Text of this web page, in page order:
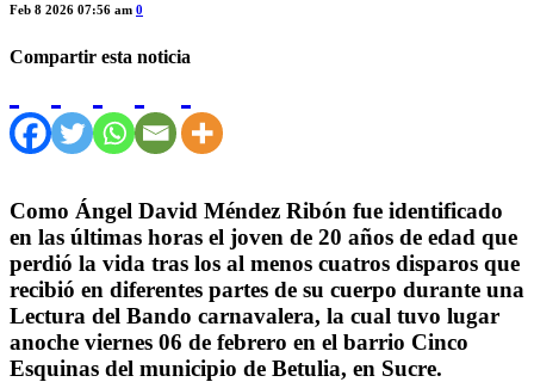
Feb 8 2026 07:56 am 0
Compartir esta noticia
Como Ángel David Méndez Ribón fue identificado
en las últimas horas el joven de 20 años de edad que
perdió la vida tras los al menos cuatros disparos que
recibió en diferentes partes de su cuerpo durante una
Lectura del Bando carnavalera, la cual tuvo lugar
anoche viernes 06 de febrero en el barrio Cinco
Esquinas del municipio de Betulia, en Sucre.